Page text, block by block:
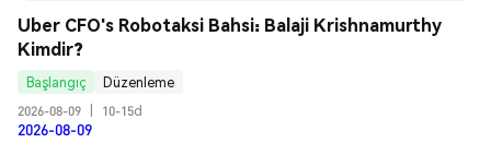
Uber CFO's Robotaksi Bahsi: Balaji Krishnamurthy
Kimdir?
Başlangıç
Düzenleme
2026-08-09
10-15d
2026-08-09